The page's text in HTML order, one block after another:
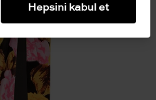
Hepsini kabul et